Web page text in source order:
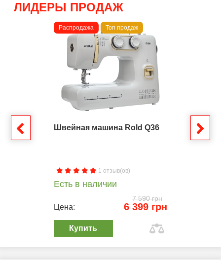
ЛИДЕРЫ ПРОДАЖ
Распродажа Топ продаж
Швейная машина Rold Q36
1 отзыв(ов)
Есть в наличии
7 590 грн
Цена: 6 399 грн
Купить